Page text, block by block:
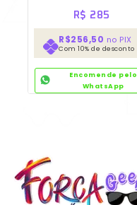
Original Lacrado
R$ 285
R$256,50 no PIX
Com 10% de desconto
Encomende pelo
WhatsApp